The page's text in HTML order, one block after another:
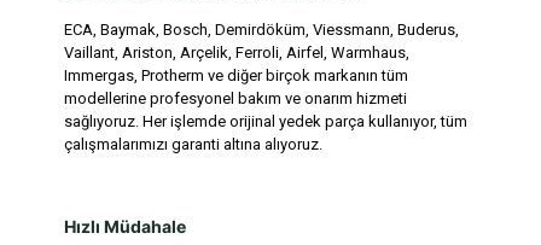
ECA, Baymak, Bosch, Demirdöküm, Viessmann, Buderus,
Vaillant, Ariston, Arçelik, Ferroli, Airfel, Warmhaus,
Immergas, Protherm ve diğer birçok markanın tüm
modellerine profesyonel bakım ve onarım hizmeti
sağlıyoruz. Her işlemde orijinal yedek parça kullanıyor, tüm
çalışmalarımızı garanti altına alıyoruz.
Hızlı Müdahale